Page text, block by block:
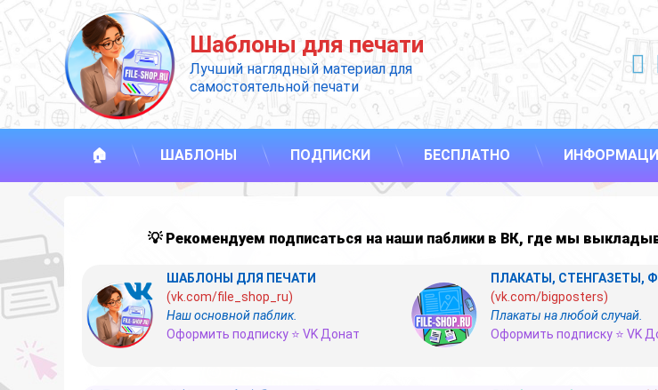
Перейти
к
содержимому
Шаблоны для печати
Лучший наглядный материал для
самостоятельной печати
🏠 ШАБЛОНЫ ПОДПИСКИ БЕСПЛАТНО
💡 Рекомендуем подписаться на наши паблики в ВК, где мы
ШАБЛОНЫ ДЛЯ ПЕЧАТИ
(vk.com/file_shop_ru)
Наш основной паблик.
Оформить подписку ⭐ VK Донат
ПЛАКАТЫ, СТЕНГАЗЕТЫ,
(vk.com/bigposters)
Плакаты на любой случай.
Оформить подписку ⭐ VK